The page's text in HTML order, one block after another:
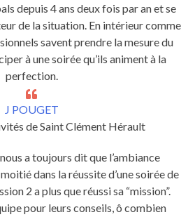
depuis 4 ans deux fois par an et se
de la situation. En intérieur comme
savent prendre la mesure du
à une soirée qu’ils animent à la
perfection.
J POUGET
de Saint Clément Hérault
a toujours dit que l’ambiance
dans la réussite d’une soirée de
2 a plus que réussi sa “mission”.
pour leurs conseils, ô combien